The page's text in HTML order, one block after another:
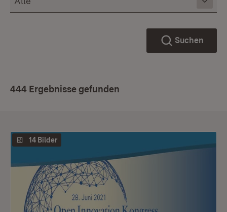
Suchen
444 Ergebnisse gefunden
14 Bilder